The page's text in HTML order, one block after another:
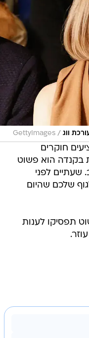
ווג /
GettyImages
חוקרים
בקנדה הוא פשוט
לפני
שלכם שהיום
תפסיקו לענות